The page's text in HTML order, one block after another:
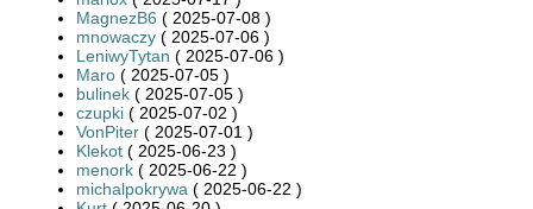
MagnezB6 ( 2025-07-08 )
mnowaczy ( 2025-07-06 )
LeniwyTytan ( 2025-07-06 )
Maro ( 2025-07-05 )
bulinek ( 2025-07-05 )
czupki ( 2025-07-02 )
VonPiter ( 2025-07-01 )
Klekot ( 2025-06-23 )
menork ( 2025-06-22 )
michalpokrywa ( 2025-06-22 )